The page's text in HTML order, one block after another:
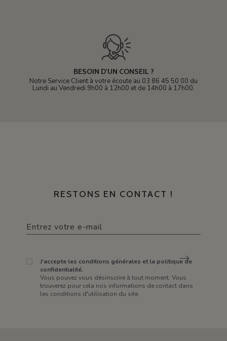
BESOIN D'UN CONSEIL ?
Notre Service Client à votre écoute au 03 86 45 50 00 du
Lundi au Vendredi 9h00 à 12h00 et de 14h00 à 17h00.
RESTONS EN CONTACT !
J'accepte les conditions générales et la politique de
confidentialité.
Vous pouvez vous désinscrire à tout moment. Vous
trouverez pour cela nos informations de contact dans
les conditions d'utilisation du site.